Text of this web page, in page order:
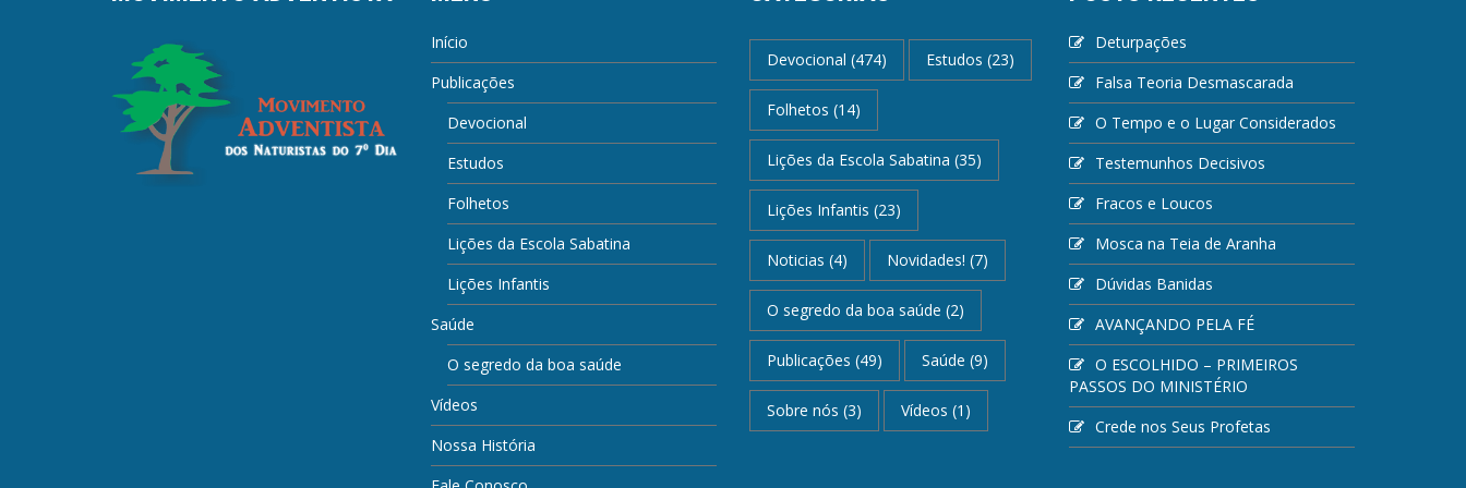
Início
Publicações
Devocional
Estudos
Folhetos
Lições da Escola Sabatina
Lições Infantis
Saúde
O segredo da boa saúde
Vídeos
Nossa História
Devocional (474) Estudos (23)
Folhetos (14)
Lições da Escola Sabatina (35)
Lições Infantis (23)
Noticias (4) Novidades! (7)
O segredo da boa saúde (2)
Publicações (49) Saúde (9)
Sobre nós (3) Vídeos (1)
Deturpações
Falsa Teoria Desmascarada
O Tempo e o Lugar Considerados
Testemunhos Decisivos
Fracos e Loucos
Mosca na Teia de Aranha
Dúvidas Banidas
AVANÇANDO PELA FÉ
O ESCOLHIDO – PRIMEIROS
PASSOS DO MINISTÉRIO
Crede nos Seus Profetas